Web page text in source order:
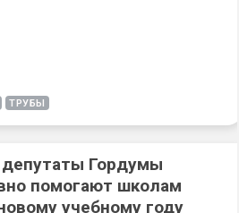
ТРУБЫ
депутаты Гордумы
помогают школам
учебному году